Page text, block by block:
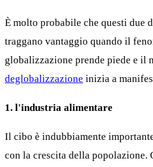
È molto probabile che questi due
traggano vantaggio quando il
globalizzazione prende piede e il
deglobalizzazione inizia a
1. l'industria alimentare
Il cibo è indubbiamente
con la crescita della popolazione.